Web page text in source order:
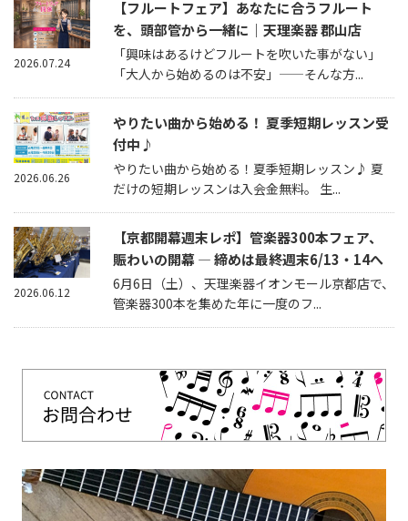
【フルートフェア】あなたに合うフルート
を、頭部管から一緒に｜天理楽器 郡山店
「興味はあるけどフルートを吹いた事がない」
「大人から始めるのは不安」——そんな方...
2026.07.24
やりたい曲から始める！ 夏季短期レッスン受
付中♪
やりたい曲から始める！夏季短期レッスン♪ 夏
だけの短期レッスンは入会金無料。 生...
2026.06.26
【京都開幕週末レポ】管楽器300本フェア、
賑わいの開幕 — 締めは最終週末6/13・14へ
6月6日（土）、天理楽器イオンモール京都店で、
管楽器300本を集めた年に一度のフ...
2026.06.12